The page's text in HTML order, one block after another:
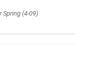
Spring (4-09)